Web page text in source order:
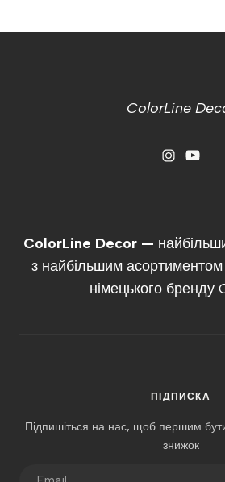
ColorLine
ColorLine Decor —
з найбільшим асортиментом
німецького бренду
ПІДПИСКА
Підпишіться на нас, щоб першим бути
знижок